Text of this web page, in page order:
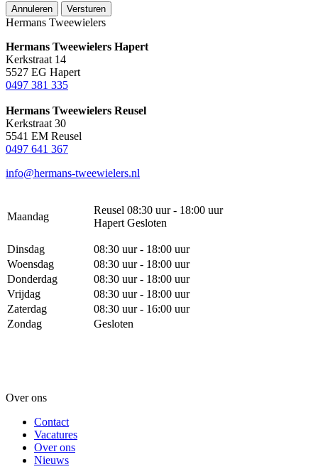
Annuleren Versturen
Hermans Tweewielers
Hermans Tweewielers Hapert
Kerkstraat 14
5527 EG Hapert
0497 381 335
Hermans Tweewielers Reusel
Kerkstraat 30
5541 EM Reusel
0497 641 367
info@hermans-tweewielers.nl
Maandag
Reusel 08:30 uur - 18:00 uur
Hapert Gesloten
Dinsdag
08:30 uur - 18:00 uur
Woensdag
08:30 uur - 18:00 uur
Donderdag
08:30 uur - 18:00 uur
Vrijdag
08:30 uur - 18:00 uur
Zaterdag
08:30 uur - 16:00 uur
Zondag
Gesloten
Over ons
Contact
Vacatures
Over ons
Nieuws